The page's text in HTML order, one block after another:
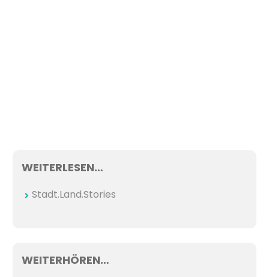
WEITERLESEN…
Stadt.Land.Stories
WEITERHÖREN…